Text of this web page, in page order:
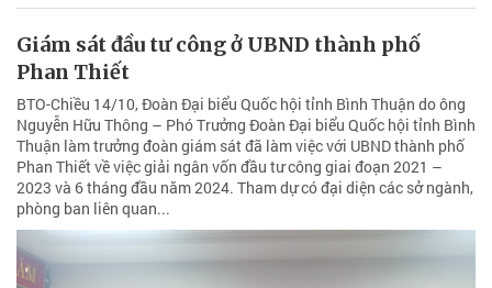
Giám sát đầu tư công ở UBND thành phố
Phan Thiết
BTO-Chiều 14/10, Đoàn Đại biểu Quốc hội tỉnh Bình Thuận do ông
Nguyễn Hữu Thông – Phó Trưởng Đoàn Đại biểu Quốc hội tỉnh Bình
Thuận làm trưởng đoàn giám sát đã làm việc với UBND thành phố
Phan Thiết về việc giải ngân vốn đầu tư công giai đoạn 2021 –
2023 và 6 tháng đầu năm 2024. Tham dự có đại diện các sở ngành,
phòng ban liên quan...